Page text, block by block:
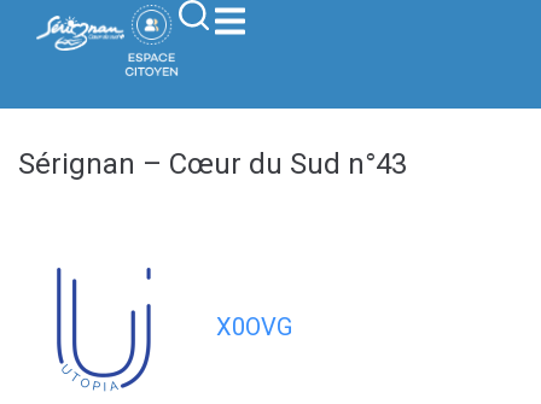
principal
Sérignan – Cœur du Sud n°43
X0OVG